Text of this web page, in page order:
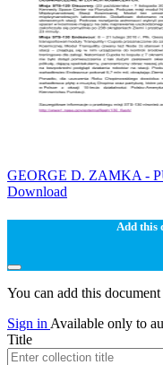
GEORGE D. ZAMKA -
Download
Add this
You can add this
Sign in Available only to
Title